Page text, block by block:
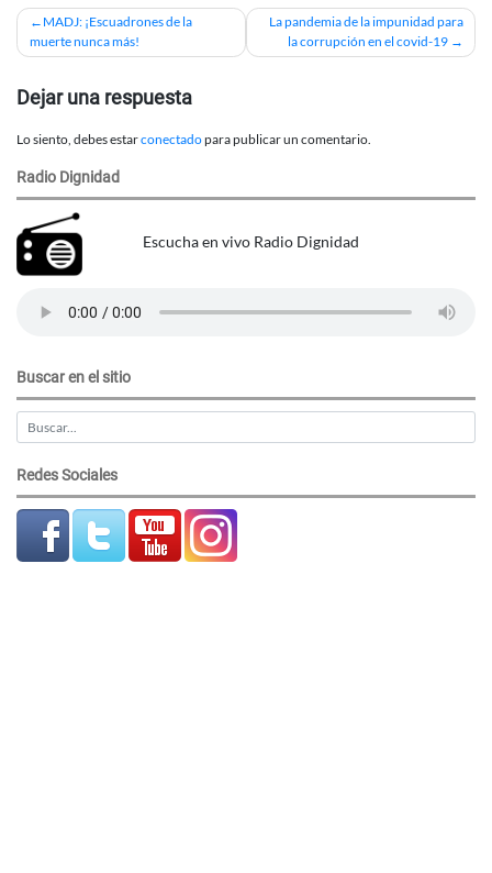
Navegación
de
entradas
MADJ: ¡Escuadrones de la
muerte nunca más!
La pandemia de la impunidad para
la corrupción en el covid-19
Dejar una respuesta
Lo siento, debes estarconectadopara publicar un comentario.
Radio Dignidad
Escucha en vivo Radio Dignidad
Buscar en el sitio
Redes Sociales